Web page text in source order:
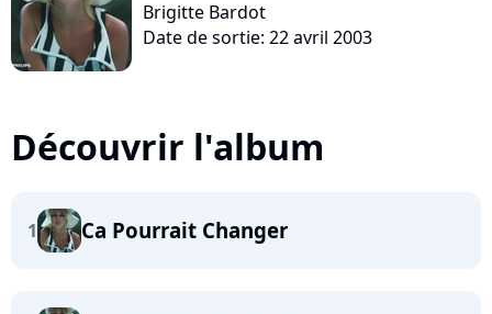
Brigitte Bardot
Date de sortie: 22 avril 2003
Découvrir l'album
1 Ca Pourrait Changer